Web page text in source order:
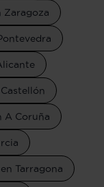
Zaragoza
A Coruña
Tarragona